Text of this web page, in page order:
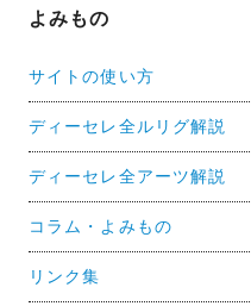
よみもの
サイトの使い方
ディーセレ全ルリグ解説
ディーセレ全アーツ解説
コラム・よみもの
リンク集